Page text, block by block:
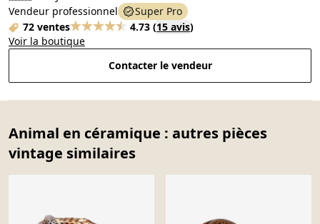
Vendeur professionnel
Super Pro
72 ventes
4.73 (15 avis)
Voir la boutique
Contacter le vendeur
Animal en céramique : autres pièces
vintage similaires